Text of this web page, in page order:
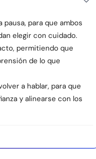
para que ambos
elegir con cuidado.
permitiendo que
de lo que
a hablar, para que
y alinearse con los